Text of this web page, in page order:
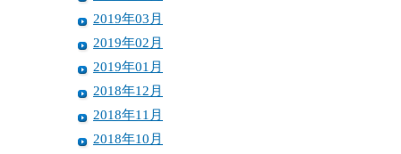
2019年03月
2019年02月
2019年01月
2018年12月
2018年11月
2018年10月